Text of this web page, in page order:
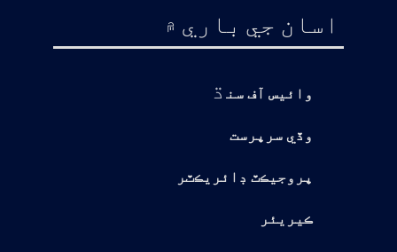
اسان جي باري ۾
وائيس آف سن ڌ
وڏي سرپرست
پروجيڪٽ ڊائريڪٽر
ڪيريئر